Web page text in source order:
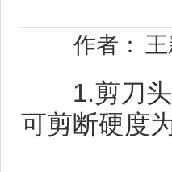
作者：
1.剪刀头
可剪断硬度